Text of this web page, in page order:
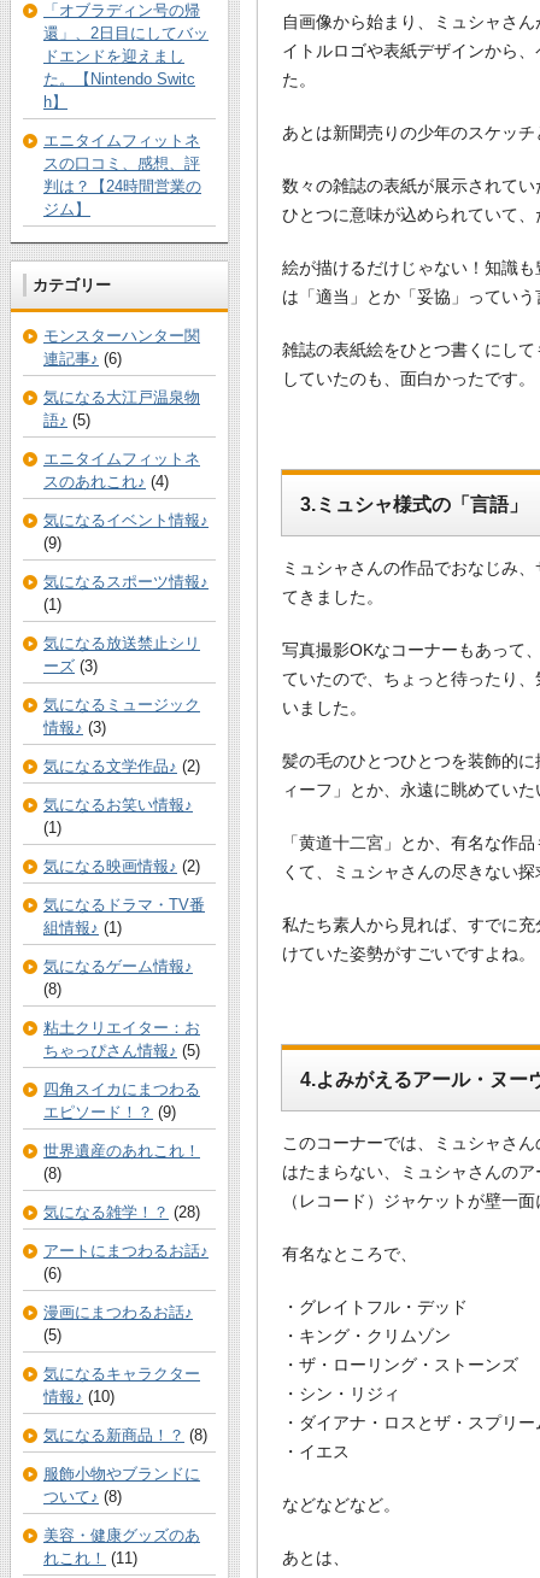
自画像から始まり、ミュシャさ
イトルロゴや表紙デザインから
た。
あとは新聞売りの少年のスケッ
数々の雑誌の表紙が展示されて
ひとつに意味が込められていて
絵が描けるだけじゃない！知識
は「適当」とか「妥協」ってい
雑誌の表紙絵をひとつ書くにし
していたのも、面白かったです。
3.ミュシャ様式の「言語」
ミュシャさんの作品でおなじみ
てきました。
写真撮影OKなコーナーもあって
ていたので、ちょっと待ったり
いました。
髪の毛のひとつひとつを装飾的
ィーフ」とか、永遠に眺めてい
「黄道十二宮」とか、有名な作
くて、ミュシャさんの尽きない
私たち素人から見れば、すでに
けていた姿勢がすごいですよね。
4.よみがえるアール・ヌー
このコーナーでは、ミュシャさ
はたまらない、ミュシャさんの
（レコード）ジャケットが壁一
有名なところで、
・グレイトフル・デッド
・キング・クリムゾン
・ザ・ローリング・ストーンズ
・シン・リジィ
・ダイアナ・ロスとザ・スプリー
・イエス
などなどなど。
あとは、
「オブラディン号の帰
還」、2日目にしてバッ
ドエンドを迎えまし
た。【Nintendo Switc
h】
エニタイムフィットネ
スの口コミ、感想、評
判は？【24時間営業の
ジム】
カテゴリー
モンスターハンター関
連記事♪ (6)
気になる大江戸温泉物
語♪ (5)
エニタイムフィットネ
スのあれこれ♪ (4)
気になるイベント情報♪
(9)
気になるスポーツ情報♪
(1)
気になる放送禁止シリ
ーズ (3)
気になるミュージック
情報♪ (3)
気になる文学作品♪ (2)
気になるお笑い情報♪
(1)
気になる映画情報♪ (2)
気になるドラマ・TV番
組情報♪ (1)
気になるゲーム情報♪
(8)
粘土クリエイター：お
ちゃっぴさん情報♪ (5)
四角スイカにまつわる
エピソード！？ (9)
世界遺産のあれこれ！
(8)
気になる雑学！？ (28)
アートにまつわるお話♪
(6)
漫画にまつわるお話♪
(5)
気になるキャラクター
情報♪ (10)
気になる新商品！？ (8)
服飾小物やブランドに
ついて♪ (8)
美容・健康グッズのあ
れこれ！ (11)